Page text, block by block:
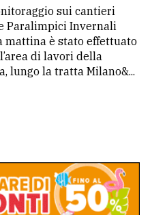
sui cantieri
Paralimpici Invernali
mattina è stato effettuato
di lavori della
lungo la tratta Milano&...